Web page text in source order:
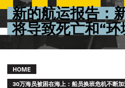
新的航运报告：
将导致死亡和“
Breadcrumb
HOME
30万海员被困在海上：船员换班危机不断